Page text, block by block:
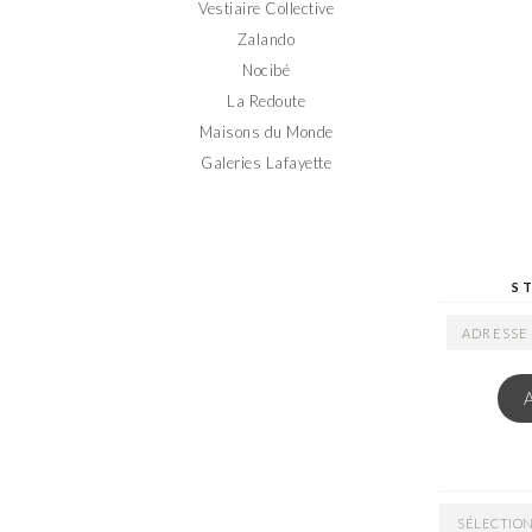
Vestiaire Collective
Zalando
Nocibé
La Redoute
Maisons du Monde
Galeries Lafayette
ADRESSE
ARCHIVES